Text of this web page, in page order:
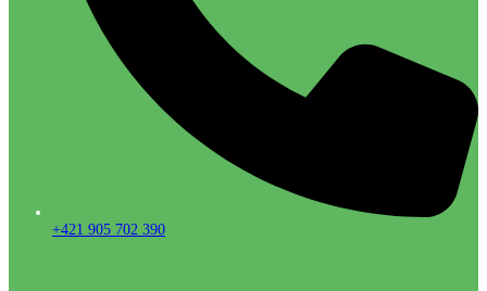
+421 905 702 390